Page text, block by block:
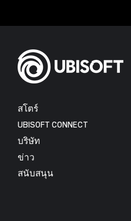
สโตร์
UBISOFT CONNECT
บริษัท
ข่าว
สนับสนุน